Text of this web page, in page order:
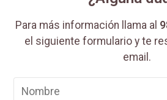
Para más información llama al
el siguiente formulario y te
email.